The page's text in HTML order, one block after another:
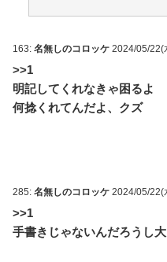
り”する神テクまとめ / お
まとめアンテナ NEW! (8/8
に『楽でいいわねー切る
妊婦認定までされた話 / お
Powered by livedoor 相互RSS
163: 名無しのコロッケ 2024/05/22(
>>1
明記してくれなきゃ困るよ
何捻くれてんだよ、クズ
285: 名無しのコロッケ 2024/05/22(
>>1
手書きじゃないんだろうし